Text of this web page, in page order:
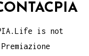
is not